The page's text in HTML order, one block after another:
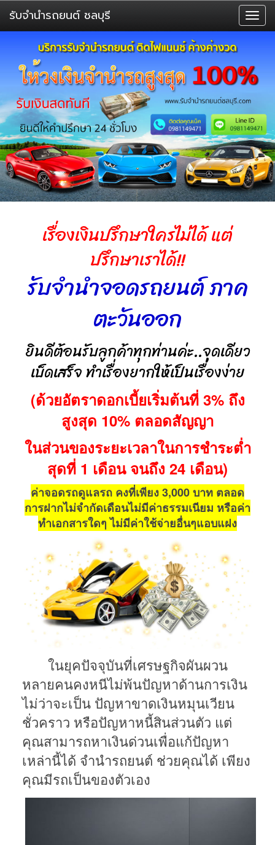
T
o
g
l
n
a
v
i
g
a
t
รับจำนำรถยนต์ ชลบุรี
เรื่องเงินปรึกษาใครไม่ได้ แต่
ปรึกษาเราได้!!
รับจำนำจอดรถยนต์ ภาค
ตะวันออก
ยินดีต้อนรับลูกค้าทุกท่านค่ะ..จุดเดียว
เบ็ดเสร็จ ทำเรื่องยากให้เป็นเรื่องง่าย
(ด้วยอัตราดอกเบี้ยเริ่มต้นที่ 3% ถึง
สูงสุด 10% ตลอดสัญญา
ในส่วนของระยะเวลาในการชำระต่ำ
สุดที่ 1 เดือน จนถึง 24 เดือน)
ค่าจอดรถดูแลรถ คงที่เพียง 3,000 บาท ตลอด
การฝากไม่จำกัดเดือนไม่มีค่าธรรมเนียม หรือค่า
ทำเอกสารใดๆ ไม่มีค่าใช้จ่ายอื่นๆแอบแฝง
ในยุคปัจจุบันที่เศรษฐกิจผันผวน
หลายคนคงหนีไม่พ้นปัญหาด้านการเงิน
ไม่ว่าจะเป็น ปัญหาขาดเงินหมุนเวียน
ชั่วคราว หรือปัญหาหนี้สินส่วนตัว แต่
คุณสามารถหาเงินด่วนเพื่อแก้ปัญหา
เหล่านี้ได้ จำนำรถยนต์ ช่วยคุณได้ เพียง
คุณมีรถเป็นของตัวเอง